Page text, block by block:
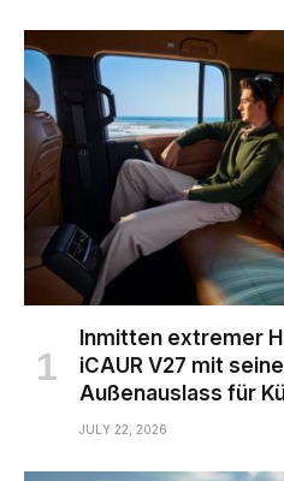
Inmitten extremer
iCAUR V27 mit
Außenauslass für
JULY 22, 2026